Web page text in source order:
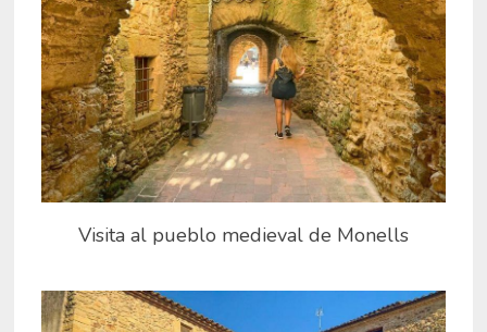
Visita al pueblo medieval de Monells